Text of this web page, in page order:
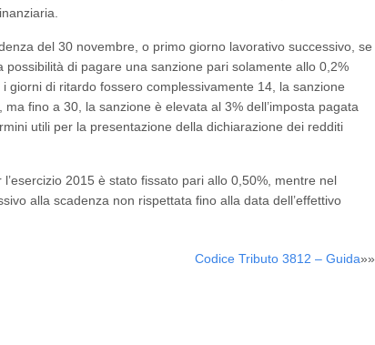
del 30 novembre, o primo giorno lavorativo successivo, se
di pagare una sanzione pari solamente allo 0,2%
giorni di ritardo fossero complessivamente 14, la sanzione
fino a 30, la sanzione è elevata al 3% dell’imposta pagata
utili per la presentazione della dichiarazione dei redditi
2015 è stato fissato pari allo 0,50%, mentre nel
alla scadenza non rispettata fino alla data dell’effettivo
Codice Tributo 3812 – Guida»»